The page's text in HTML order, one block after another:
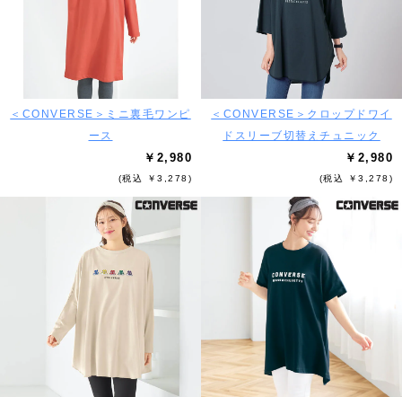
＜CONVERSE＞ミニ裏毛ワンピ
ース
￥2,980
(税込 ￥3,278)
＜CONVERSE＞クロップドワイ
ドスリーブ切替えチュニック
￥2,980
(税込 ￥3,278)